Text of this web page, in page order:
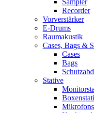
Sampler
Recorder
Vorverstärker
E-Drums
Raumakustik
Cases, Bags &
Cases
Bags
Stative